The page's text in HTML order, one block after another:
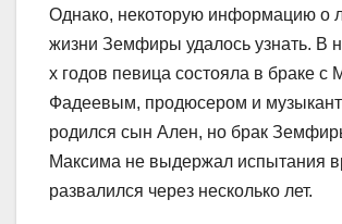
Однако, некоторую информацию о
жизни Земфиры удалось узнать. В
х годов певица состояла в браке с
Фадеевым, продюсером и
родился сын Ален, но брак
Максима не выдержал испытания
развалился через несколько лет.